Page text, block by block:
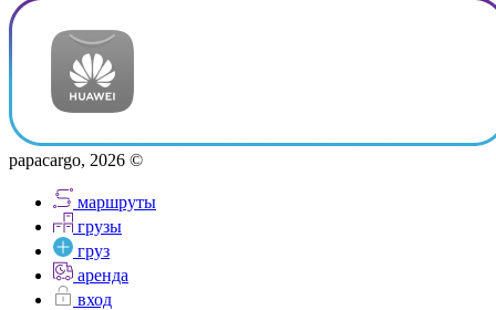
papacargo, 2026 ©
маршруты
грузы
груз
аренда
вход